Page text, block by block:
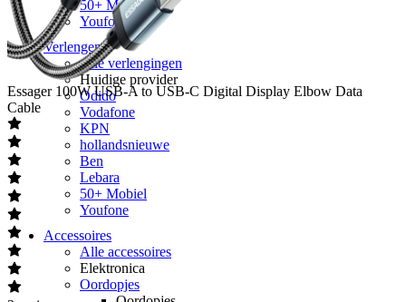
50+ Mobiel
Youfone
Verlengen
Alle verlengingen
Huidige provider
Odido
Vodafone
KPN
hollandsnieuwe
Ben
Lebara
50+ Mobiel
Youfone
Accessoires
Alle accessoires
Elektronica
Oordopjes
Essager 100W USB-A to USB-C Digital Display Elbow Data
Cable